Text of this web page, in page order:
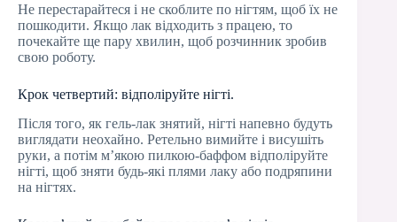
Не перестарайтеся і не скоблите по нігтям, щоб їх не
пошкодити. Якщо лак відходить з працею, то
почекайте ще пару хвилин, щоб розчинник зробив
свою роботу.
Крок четвертий: відполіруйте нігті.
Після того, як гель-лак знятий, нігті напевно будуть
виглядати неохайно. Ретельно вимийте і висушіть
руки, а потім м’якою пилкою-баффом відполіруйте
нігті, щоб зняти будь-які плями лаку або подряпини
на нігтях.